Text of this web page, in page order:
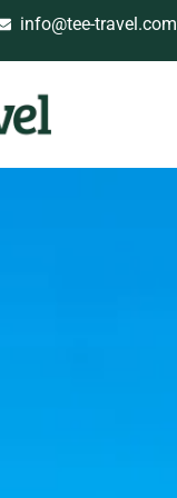
info@tee-travel.com